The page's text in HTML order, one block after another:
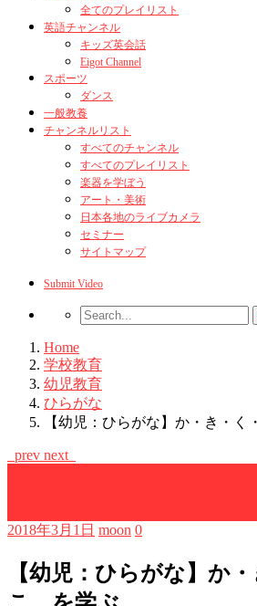
全てのプレイリスト
英語チャンネル
キッズ英会話
Eigot Channel
スポーツ
ダンス
一般教養
チャンネルリスト
すべてのチャンネル
すべてのプレイリスト
楽器を学ぼう
アート・美術
日本各地のライブカメラ
セミナー
サイトマップ
Submit Video
Home
学校教育
幼児教育
ひらがな
【幼児：ひらがな】か・き・
prev next
2018年3月1日 moon 0
【幼児：ひらがな】か